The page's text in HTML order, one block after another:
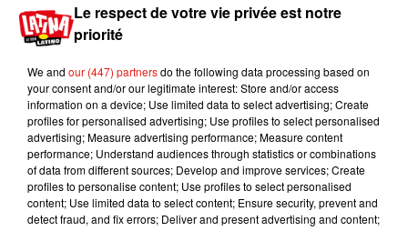
A la carte par exemple en ce moment surFrichti
vous pouvez goûter en entrée un velouté de
des cannolleni gorgonzola et épinards. Et
pourquoi pas en dessert un banana cake. Le tout
pour un peu plus de 15 euros.
Sauf qu’actuellement, vous pouvez bénéficier de
2x5 euros de réduction sur vos deux prochaines
livraisons à domicile avec le code
NOUVELLEVIE. C’est bien sûr réservé aux
Le respect de votre vie privée est notre
priorité
We and our (447) partnersdo the following data processing based on
your consent and/or our legitimate interest: Store and/or access
information on a device; Use limited data to select advertising; Create
profiles for personalised advertising; Use profiles to select personalised
advertising; Measure advertising performance; Measure content
performance; Understand audiences through statistics or combinations
of data from different sources; Develop and improve services; Create
profiles to personalise content; Use profiles to select personalised
content; Use limited data to select content; Ensure security, prevent and
detect fraud, and fix errors; Deliver and present advertising and content;